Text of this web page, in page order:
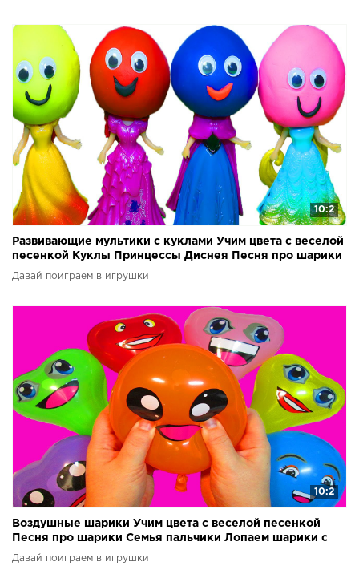
10:2
Развивающие мультики с куклами Учим цвета с веселой
песенкой Куклы Принцессы Диснея Песня про шарики
Давай поиграем в игрушки
10:2
Воздушные шарики Учим цвета с веселой песенкой
Песня про шарики Семья пальчики Лопаем шарики с
водой
Давай поиграем в игрушки